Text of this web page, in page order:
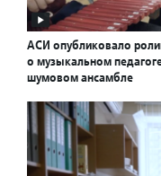
АСИ опубликовало
о музыкальном
шумовом ансамбле